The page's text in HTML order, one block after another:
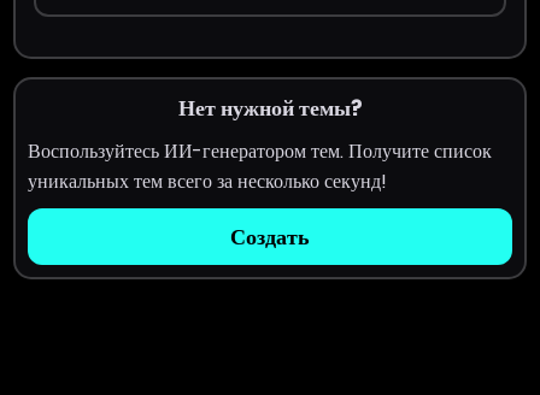
Нет нужной темы?
Воспользуйтесь ИИ-генератором тем. Получите список
уникальных тем всего за несколько секунд!
Создать